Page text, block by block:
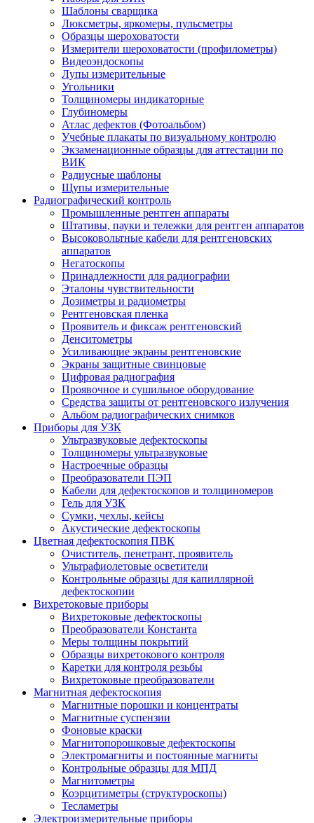
Шаблоны сварщика
Люксметры, яркомеры, пульсметры
Образцы шероховатости
Измерители шероховатости (профилометры)
Видеоэндоскопы
Лупы измерительные
Угольники
Толщиномеры индикаторные
Глубиномеры
Атлас дефектов (Фотоальбом)
Учебные плакаты по визуальному контролю
Экзаменационные образцы для аттестации по
ВИК
Радиусные шаблоны
Щупы измерительные
Радиографический контроль
Промышленные рентген аппараты
Штативы, пауки и тележки для рентген аппаратов
Высоковольтные кабели для рентгеновских
аппаратов
Негатоскопы
Принадлежности для радиографии
Эталоны чувствительности
Дозиметры и радиометры
Рентгеновская пленка
Проявитель и фиксаж рентгеновский
Денситометры
Усиливающие экраны рентгеновские
Экраны защитные свинцовые
Цифровая радиография
Проявочное и сушильное оборудование
Средства защиты от рентгеновского излучения
Альбом радиографических снимков
Приборы для УЗК
Ультразвуковые дефектоскопы
Толщиномеры ультразвуковые
Настроечные образцы
Преобразователи ПЭП
Кабели для дефектоскопов и толщиномеров
Гель для УЗК
Сумки, чехлы, кейсы
Акустические дефектоскопы
Цветная дефектоскопия ПВК
Очиститель, пенетрант, проявитель
Ультрафиолетовые осветители
Контрольные образцы для капиллярной
дефектоскопии
Вихретоковые приборы
Вихретоковые дефектоскопы
Преобразователи Константа
Меры толщины покрытий
Образцы вихретокового контроля
Каретки для контроля резьбы
Вихретоковые преобразователи
Магнитная дефектоскопия
Магнитные порошки и концентраты
Магнитные суспензии
Фоновые краски
Магнитопорошковые дефектоскопы
Электромагниты и постоянные магниты
Контрольные образцы для МПД
Магнитометры
Коэрцитиметры (структуроскопы)
Тесламетры
Электроизмерительные приборы